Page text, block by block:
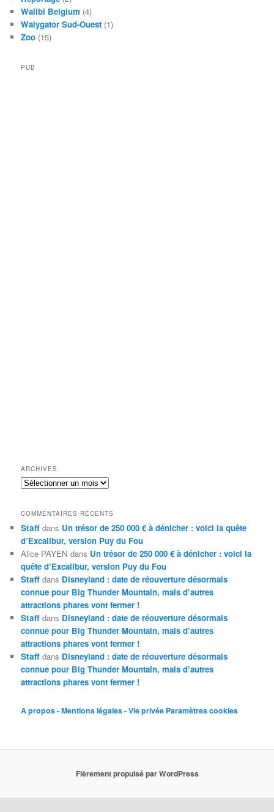
Walibi Belgium (4)
Walygator Sud-Ouest (1)
Zoo (15)
PUB
ARCHIVES
Archives
COMMENTAIRES RÉCENTS
Staff dans Un trésor de 250 000 € à dénicher : voici la quête
d’Excalibur, version Puy du Fou
Alice PAYEN dans Un trésor de 250 000 € à dénicher : voici la
quête d’Excalibur, version Puy du Fou
Staff dans Disneyland : date de réouverture désormais
connue pour Big Thunder Mountain, mais d’autres
attractions phares vont fermer !
Staff dans Disneyland : date de réouverture désormais
connue pour Big Thunder Mountain, mais d’autres
attractions phares vont fermer !
Staff dans Disneyland : date de réouverture désormais
connue pour Big Thunder Mountain, mais d’autres
attractions phares vont fermer !
A propos - Mentions légales - Vie privée Paramètres cookies
Fièrement propulsé par WordPress